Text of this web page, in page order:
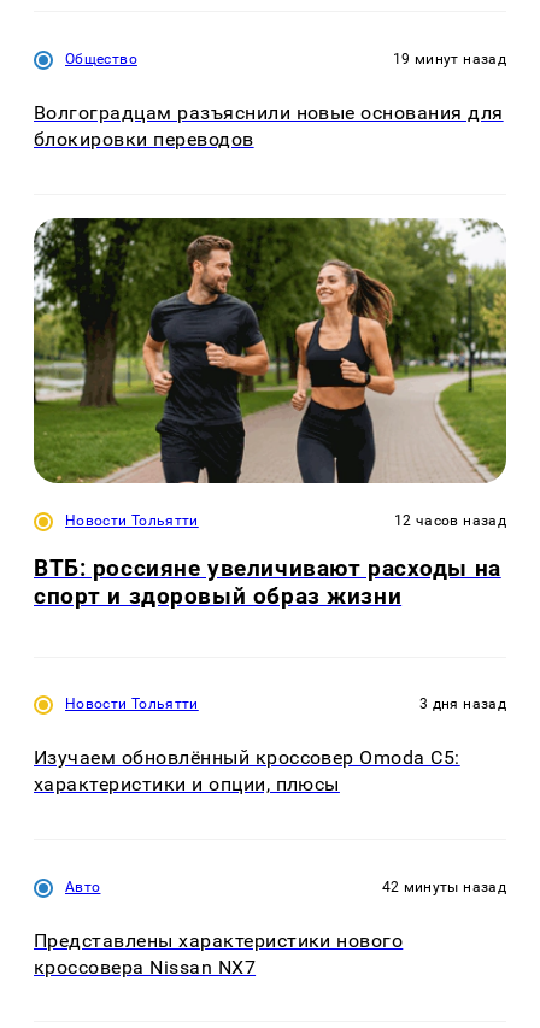
Общество 19 минут назад
Волгоградцам разъяснили новые основания для
блокировки переводов
Новости Тольятти 12 часов назад
ВТБ: россияне увеличивают расходы на
спорт и здоровый образ жизни
Новости Тольятти 3 дня назад
Изучаем обновлённый кроссовер Omoda C5:
характеристики и опции, плюсы
Авто 42 минуты назад
Представлены характеристики нового
кроссовера Nissan NX7